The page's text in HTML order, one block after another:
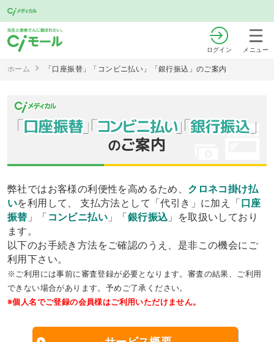
ログイン メニュー
ホーム 「口座振替」「コンビニ払い」「銀行振込」のご案内
弊社ではお客様の利便性を高めるため、 クロネコ掛け払
いを利用して、 支払方法として「代引き」に加え「口座
振替 」「 コンビニ払い」「銀行振込 」を取扱いしており
ます。
以下のお手続き方法をご確認のうえ、是非この機会にご
利用下さい。
※ご利用には事前に審査登録が必要となります。審査の結果、ご利用
できない場合があります。予めご了承ください。
※個人名でご登録の会員様はご利用いただけません。